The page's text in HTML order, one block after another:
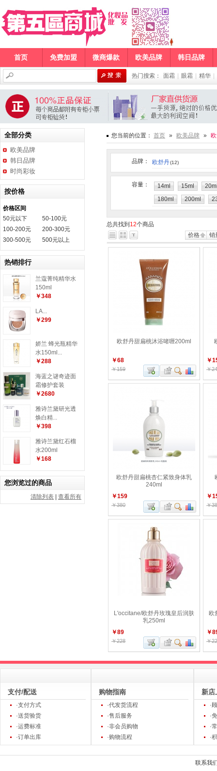
首页 免费加盟 微商爆款 欧美品牌 韩日品牌
热门搜索： 面霜 眼霜 精华
您当前的位置： 首页 » 欧美品牌 »
品牌： 欧舒丹(12)
容量： 14ml 15ml
180ml
200ml
总共找到 12个商品
价格
销
欧舒丹甜扁桃沐浴啫喱200ml
￥68
￥159
￥
￥
欧舒丹甜扁桃杏仁紧致身体乳
240ml
￥159
￥380
￥
￥
L'occitane/欧舒丹玫瑰皇后润肤
乳250ml
￥89
￥228
欧
￥
￥
全部分类
欧美品牌
韩日品牌
时尚彩妆
按价格
价格区间
50元以下
50-100元
100-200元
200-300元
300-500元
500元以上
热销排行
兰蔻菁纯精华水
150ml
￥348
LA...
￥299
娇兰 蜂光瓶精华
水150ml...
￥288
海蓝之谜奇迹面
霜修护套装
￥2680
雅诗兰黛研光透
焕白精...
￥398
雅诗兰黛红石榴
水200ml
￥168
您浏览过的商品
清除列表 查看所有
支付/配送
·支付方式
·送货验货
·运费标准
·订单出库
购物指南
·代发货流程
·售后服务
·非会员购物
·购物流程
新店
·
·
·
·
联系我